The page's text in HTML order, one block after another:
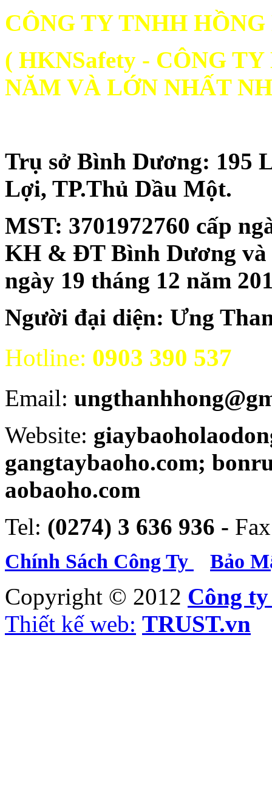
CÔNG TY TNHH
( HKNSafety - CÔNG
NĂM VÀ LỚN NHẤT
Trụ sở Bình Dương: 195
Lợi, TP.Thủ Dầu Một.
MST: 3701972760 cấp
KH & ĐT Bình Dương
ngày 19 tháng 12 năm
Người đại diện: Ưng
Hotline: 0903 390 537
Email:
Website:
gangtaybaoho.com;
aobaoho.com
Tel: (0274) 3 636 936 -
Chính Sách Công Ty Bảo
Copyright © 2012 Công
Thiết kế web: TRUST.vn